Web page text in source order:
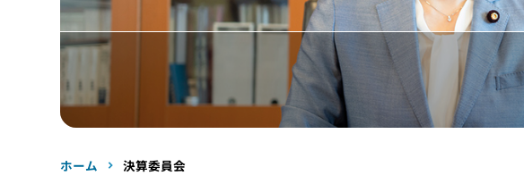
ホーム 決算委員会